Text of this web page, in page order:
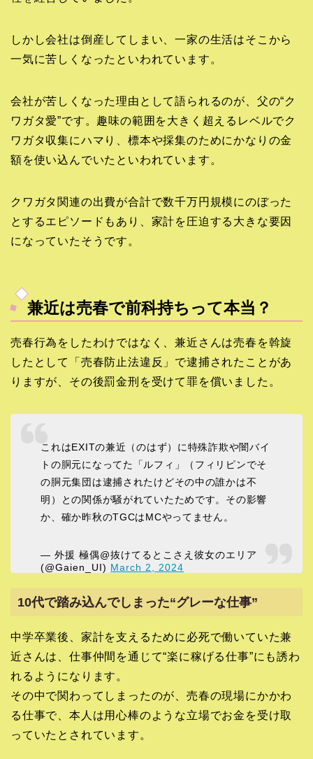
しかし会社は倒産してしまい、一家の生活はそこから
一気に苦しくなったといわれています。
会社が苦しくなった理由として語られるのが、父の“ク
ワガタ愛”です。趣味の範囲を大きく超えるレベルでク
ワガタ収集にハマり、標本や採集のためにかなりの金
額を使い込んでいたといわれています。
クワガタ関連の出費が合計で数千万円規模にのぼった
とするエピソードもあり、家計を圧迫する大きな要因
になっていたそうです。
兼近は売春で前科持ちって本当？
売春行為をしたわけではなく、兼近さんは売春を斡旋
したとして「売春防止法違反」で逮捕されたことがあ
りますが、その後罰金刑を受けて罪を償いました。
これはEXITの兼近（のはず）に特殊詐欺や闇バイ
トの胴元になってた「ルフィ」（フィリピンでそ
の胴元集団は逮捕されたけどその中の誰かは不
明）との関係が騒がれていたためです。その影響
か、確か昨秋のTGCはMCやってません。
— 外援 極偶@抜けてるとこさえ彼女のエリア
(@Gaien_UI) March 2, 2024
10代で踏み込んでしまった“グレーな仕事”
中学卒業後、家計を支えるために必死で働いていた兼
近さんは、仕事仲間を通じて“楽に稼げる仕事”にも誘わ
れるようになります。
その中で関わってしまったのが、売春の現場にかかわ
る仕事で、本人は用心棒のような立場でお金を受け取
っていたとされています。